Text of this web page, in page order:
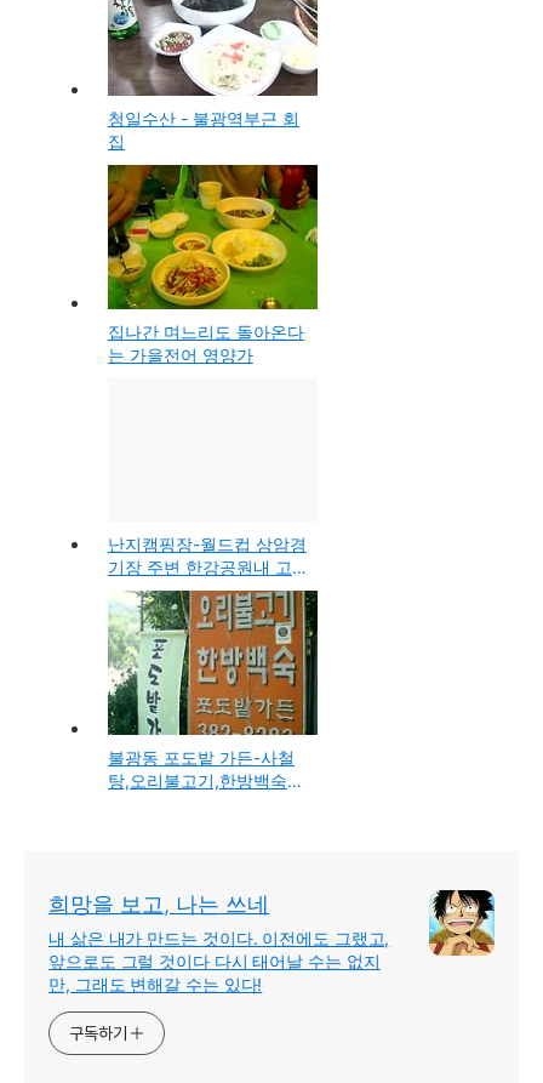
청일수산 - 불광역부근 회
집
집나간 며느리도 돌아온다
는 가을전어 영양가
난지캠핑장-월드컵 상암경
기장 주변 한강공원내 고
기를 구워먹고 캠핑을 할
수 있는곳
불광동 포도밭 가든-사철
탕,오리불고기,한방백숙
희망을 보고, 나는 쓰네
내 삶은 내가 만드는 것이다. 이전에도 그랬고,
앞으로도 그럴 것이다 다시 태어날 수는 없지
만, 그래도 변해갈 수는 있다!
구독하기